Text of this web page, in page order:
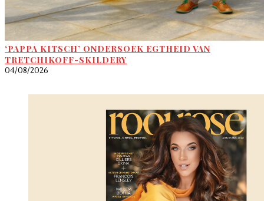
‘PAPPA KITSCH’ ONDERSOEK EGTHEID VAN
TRETCHIKOFF-SKILDERY
04/08/2026